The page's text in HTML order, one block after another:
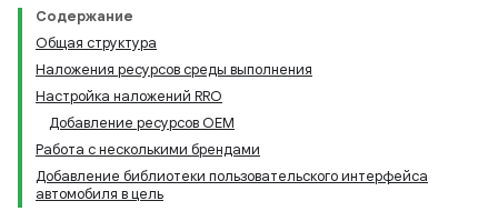
Содержание
Общая структура
Наложения ресурсов среды выполнения
Настройка наложений RRO
Добавление ресурсов OEM
Работа с несколькими брендами
Добавление библиотеки пользовательского интерфейса
автомобиля в цель